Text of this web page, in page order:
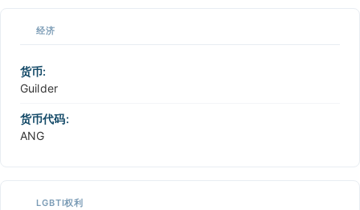
经济
货币:
Guilder
货币代码:
ANG
LGBTI权利